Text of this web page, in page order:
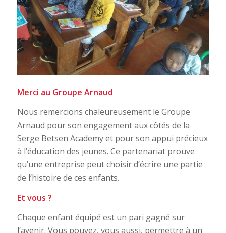
Merci au Groupe Arnaud
Nous remercions chaleureusement le Groupe
Arnaud pour son engagement aux côtés de la
Serge Betsen Academy et pour son appui précieux
à l’éducation des jeunes. Ce partenariat prouve
qu’une entreprise peut choisir d’écrire une partie
de l’histoire de ces enfants.
Et vous ?
Chaque enfant équipé est un pari gagné sur
l’avenir. Vous pouvez, vous aussi, permettre à un